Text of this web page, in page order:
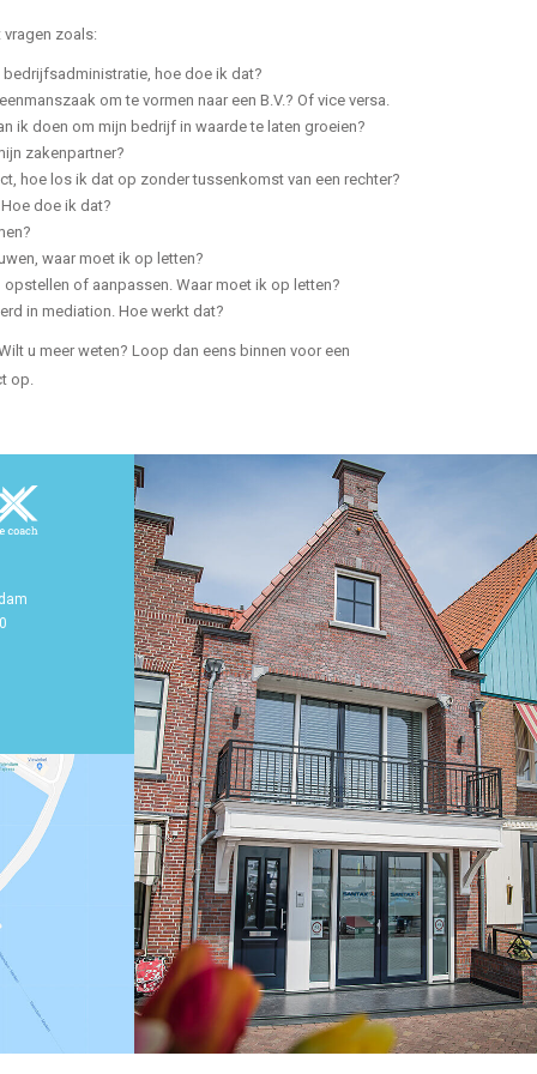
vragen zoals:
hoe doe ik dat?
om te vormen naar een B.V.? Of vice versa.
ik doen om mijn bedrijf in waarde te laten groeien?
zakenpartner?
hoe los ik dat op zonder tussenkomst van een rechter?
doe ik dat?
waar moet ik op letten?
of aanpassen. Waar moet ik op letten?
in mediation. Hoe werkt dat?
u meer weten? Loop dan eens binnen voor een
op.